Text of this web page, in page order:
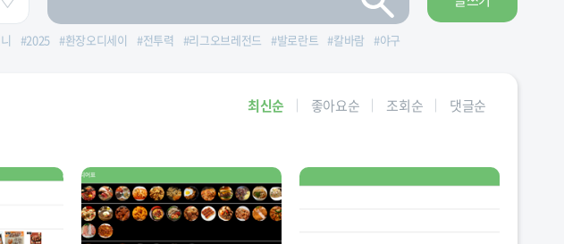
#2025 #환장오디세이 #전투력 #리그오브레전드 #발로란트 #칼바람 #야구
최신순 좋아요순 조회순 댓글순